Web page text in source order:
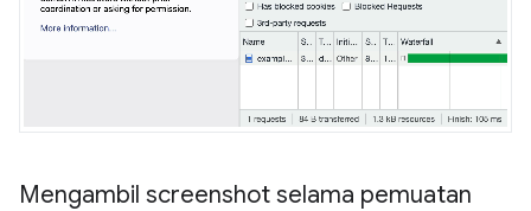
Mengambil screenshot selama pemuatan